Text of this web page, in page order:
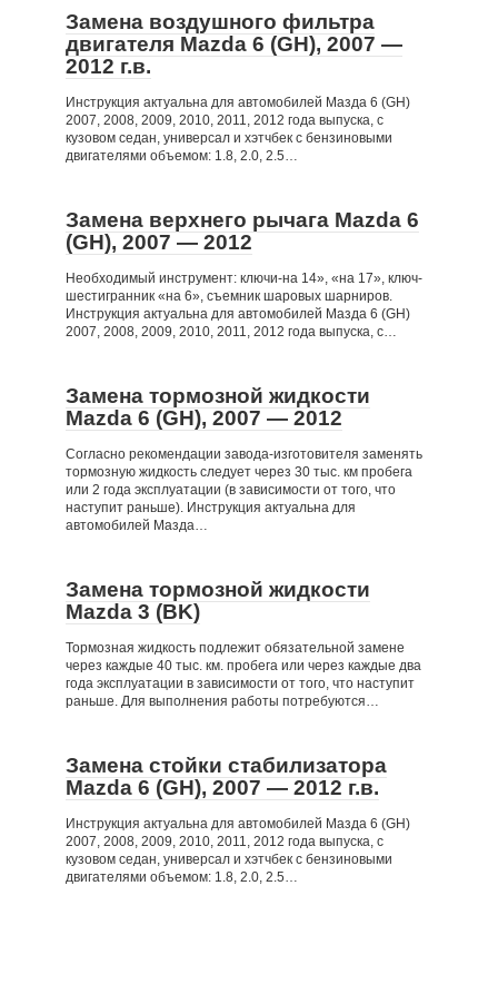
Замена воздушного фильтра
двигателя Mazda 6 (GH), 2007 —
2012 г.в.
Инструкция актуальна для автомобилей Мазда 6 (GH)
2007, 2008, 2009, 2010, 2011, 2012 года выпуска, с
кузовом седан, универсал и хэтчбек с бензиновыми
двигателями объемом: 1.8, 2.0, 2.5…
Замена верхнего рычага Mazda 6
(GH), 2007 — 2012
Необходимый инструмент: ключи-на 14», «на 17», ключ-
шестигранник «на 6», съемник шаровых шарниров.
Инструкция актуальна для автомобилей Мазда 6 (GH)
2007, 2008, 2009, 2010, 2011, 2012 года выпуска, с…
Замена тормозной жидкости
Mazda 6 (GH), 2007 — 2012
Согласно рекомендации завода-изготовителя заменять
тормозную жидкость следует через 30 тыс. км пробега
или 2 года эксплуатации (в зависимости от того, что
наступит раньше). Инструкция актуальна для
автомобилей Мазда…
Замена тормозной жидкости
Mazda 3 (BK)
Тормозная жидкость подлежит обязательной замене
через каждые 40 тыс. км. пробега или через каждые два
года эксплуатации в зависимости от того, что наступит
раньше. Для выполнения работы потребуются…
Замена стойки стабилизатора
Mazda 6 (GH), 2007 — 2012 г.в.
Инструкция актуальна для автомобилей Мазда 6 (GH)
2007, 2008, 2009, 2010, 2011, 2012 года выпуска, с
кузовом седан, универсал и хэтчбек с бензиновыми
двигателями объемом: 1.8, 2.0, 2.5…